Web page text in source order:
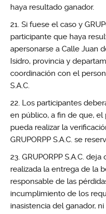
haya resultado ganador.
Si fuese el caso y
participante que haya
apersonarse a Calle Juan
Isidro, provincia y
coordinación con el
S.A.C.
Los participantes
en público, a fin de que, el
pueda realizar la
GRUPORPP S.A.C. se
GRUPORPP S.A.C.
realizada la entrega de la
responsable de las
incumplimiento de los
inasistencia del ganador,